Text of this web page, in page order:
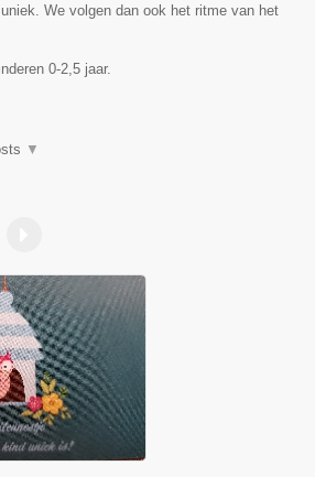
We volgen dan ook het ritme van het
0-2,5 jaar.
▼